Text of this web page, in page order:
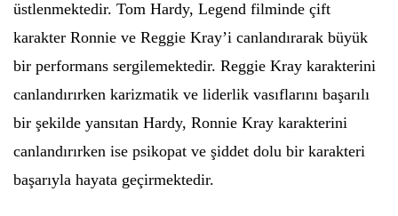
üstlenmektedir. Tom Hardy, Legend filminde çift
karakter Ronnie ve Reggie Kray’i canlandırarak büyük
bir performans sergilemektedir. Reggie Kray karakterini
canlandırırken karizmatik ve liderlik vasıflarını başarılı
bir şekilde yansıtan Hardy, Ronnie Kray karakterini
canlandırırken ise psikopat ve şiddet dolu bir karakteri
başarıyla hayata geçirmektedir.